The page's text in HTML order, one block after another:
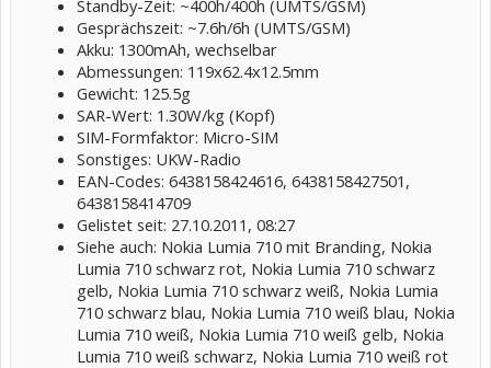
Standby-Zeit: ~400h/400h (UMTS/GSM)
Gesprächszeit: ~7.6h/6h (UMTS/GSM)
Akku: 1300mAh, wechselbar
Abmessungen: 119x62.4x12.5mm
Gewicht: 125.5g
SAR-Wert: 1.30W/kg (Kopf)
SIM-Formfaktor: Micro-SIM
Sonstiges: UKW-Radio
EAN-Codes: 6438158424616, 6438158427501,
6438158414709
Gelistet seit: 27.10.2011, 08:27
Siehe auch: Nokia Lumia 710 mit Branding, Nokia
Lumia 710 schwarz rot, Nokia Lumia 710 schwarz
gelb, Nokia Lumia 710 schwarz weiß, Nokia Lumia
710 schwarz blau, Nokia Lumia 710 weiß blau, Nokia
Lumia 710 weiß, Nokia Lumia 710 weiß gelb, Nokia
Lumia 710 weiß schwarz, Nokia Lumia 710 weiß rot